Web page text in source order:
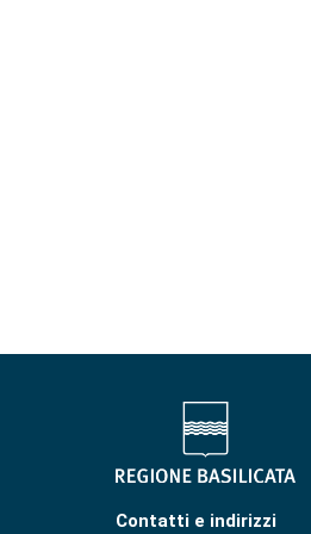
Contatti e indirizzi